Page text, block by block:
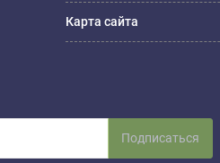
Карта сайта
Подписаться